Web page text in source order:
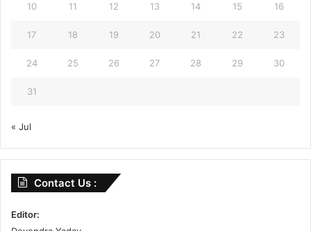
10 11 12 13 14 15 16
17 18 19 20 21 22 23
24 25 26 27 28 29 30
31
« Jul
Contact Us :
Editor: